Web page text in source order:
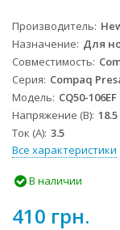
Производитель
Назначение Для
Совместимость
Серия Compaq
Модель CQ50-106EF
Напряжение (В) 18.5
Ток (А) 3.5
Все характеристики
В наличии
410 грн.